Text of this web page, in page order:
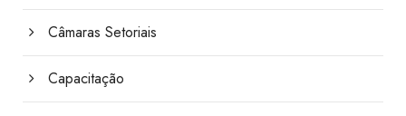
Câmaras Setoriais
Capacitação